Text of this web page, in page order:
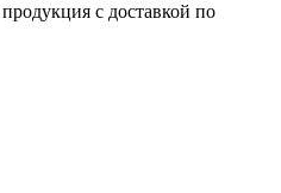
с доставкой по